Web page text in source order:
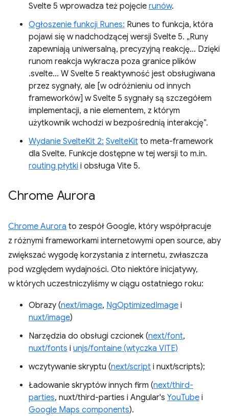
Svelte 5 wprowadza też pojęcie runów.
Ogłoszenie funkcji Runes: Runes to funkcja, która
pojawi się w nadchodzącej wersji Svelte 5. „Runy
zapewniają uniwersalną, precyzyjną reakcję... Dzięki
runom reakcja wykracza poza granice plików
.svelte... W Svelte 5 reaktywność jest obsługiwana
przez sygnały, ale [w odróżnieniu od innych
frameworków] w Svelte 5 sygnały są szczegółem
implementacji, a nie elementem, z którym
użytkownik wchodzi w bezpośrednią interakcję”.
Wydanie SvelteKit 2: SvelteKit to meta-framework
dla Svelte. Funkcje dostępne w tej wersji to m.in.
routing płytki i obsługa Vite 5.
Chrome Aurora
Chrome Aurora to zespół Google, który współpracuje
z różnymi frameworkami internetowymi open source, aby
zwiększać wygodę korzystania z internetu, zwłaszcza
pod względem wydajności. Oto niektóre inicjatywy,
w których uczestniczyliśmy w ciągu ostatniego roku:
Obrazy (next/image, NgOptimizedImage i
nuxt/image)
Narzędzia do obsługi czcionek (next/font,
nuxt/fonts i unjs/fontaine (wtyczka VITE)
wczytywanie skryptu (next/script i nuxt/scripts);
Ładowanie skryptów innych firm (next/third-
parties, nuxt/third-parties i Angular's YouTube i
Google Maps components).